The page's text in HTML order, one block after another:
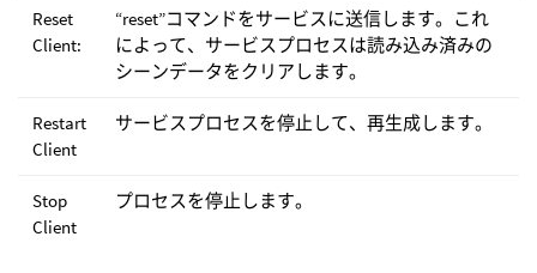
Reset
Client:
“reset”コマンドをサービスに送信します。これ
によって、サービスプロセスは読み込み済みの
シーンデータをクリアします。
Restart
Client
サービスプロセスを停止して、再生成します。
Stop
Client
プロセスを停止します。